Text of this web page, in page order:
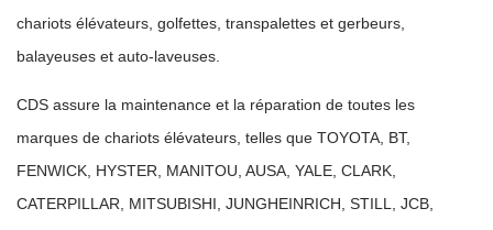
chariots élévateurs, golfettes, transpalettes et gerbeurs,
balayeuses et auto-laveuses.
CDS assure la maintenance et la réparation de toutes les
marques de chariots élévateurs, telles que TOYOTA, BT,
FENWICK, HYSTER, MANITOU, AUSA, YALE, CLARK,
CATERPILLAR, MITSUBISHI, JUNGHEINRICH, STILL, JCB,